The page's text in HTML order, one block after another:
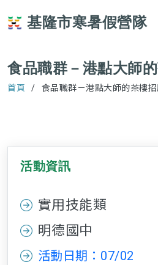
基隆市寒暑假營隊
食品職群－港點大師
首頁 食品職群－港點大師的茶樓
活動資訊
實用技能類
明德國中
活動日期：07/02